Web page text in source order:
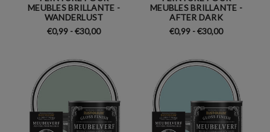
MEUBLES BRILLANTE -
WANDERLUST
€0,99 - €30,00
MEUBLES BRILLANTE -
AFTER DARK
€0,99 - €30,00